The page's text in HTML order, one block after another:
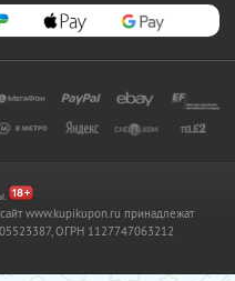
www.kupikupon.ru принадлежат
ОГРН 1127747063212